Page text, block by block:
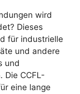
wird
Dieses
für industrielle
und andere
und
Die CCFL-
eine lange